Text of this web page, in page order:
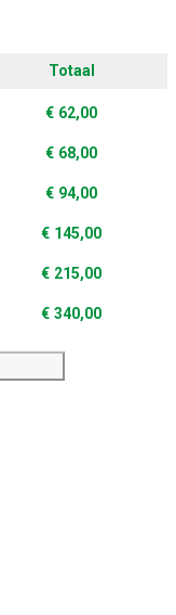
Totaal
€ 62,00
€ 68,00
€ 94,00
€ 145,00
€ 215,00
€ 340,00